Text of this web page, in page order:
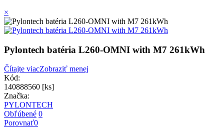
×
Pylontech batéria L260-OMNI with M7 261kWh
Čítajte viacZobraziť menej
Kód:
140888560 [ks]
Značka:
PYLONTECH
Obľúbené 0
Porovnať0